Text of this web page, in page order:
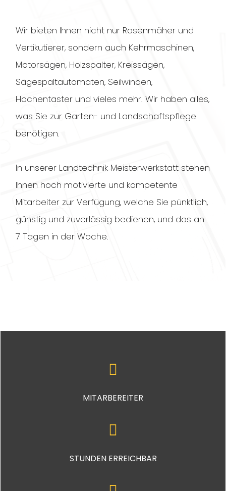
Wir bieten Ihnen nicht nur Rasenmäher und
Vertikutierer, sondern auch Kehrmaschinen,
Motorsägen, Holzspalter, Kreissägen,
Sägespaltautomaten, Seilwinden,
Hochentaster und vieles mehr. Wir haben alles,
was Sie zur Garten- und Landschaftspflege
benötigen.
In unserer Landtechnik Meisterwerkstatt stehen
Ihnen hoch motivierte und kompetente
Mitarbeiter zur Verfügung, welche Sie pünktlich,
günstig und zuverlässig bedienen, und das an
7 Tagen in der Woche.
MITARBEREITER
STUNDEN ERREICHBAR